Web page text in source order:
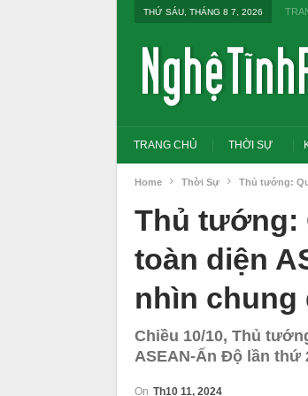
THỨ SÁU, THÁNG 8 7, 2026
TRANG CHỦ THỜI SỰ
Home Thời Sự Thủ tướng:
Thủ tướng:
toàn diện
nhìn chung
Chiều 10/10, Thủ
ASEAN-Ấn Độ lần thứ
On Th10 11, 2024
đổi tư duy bằng cấp sang nghề nghiệp